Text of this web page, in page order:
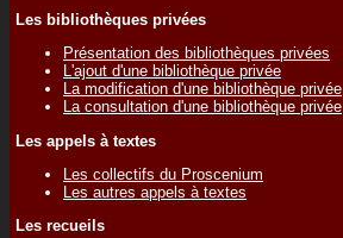
Les bibliothèques privées
Présentation des bibliothèques privées
L'ajout d'une bibliothèque privée
La modification d'une bibliothèque privée
La consultation d'une bibliothèque privée
Les appels à textes
Les collectifs du Proscenium
Les autres appels à textes
Les recueils